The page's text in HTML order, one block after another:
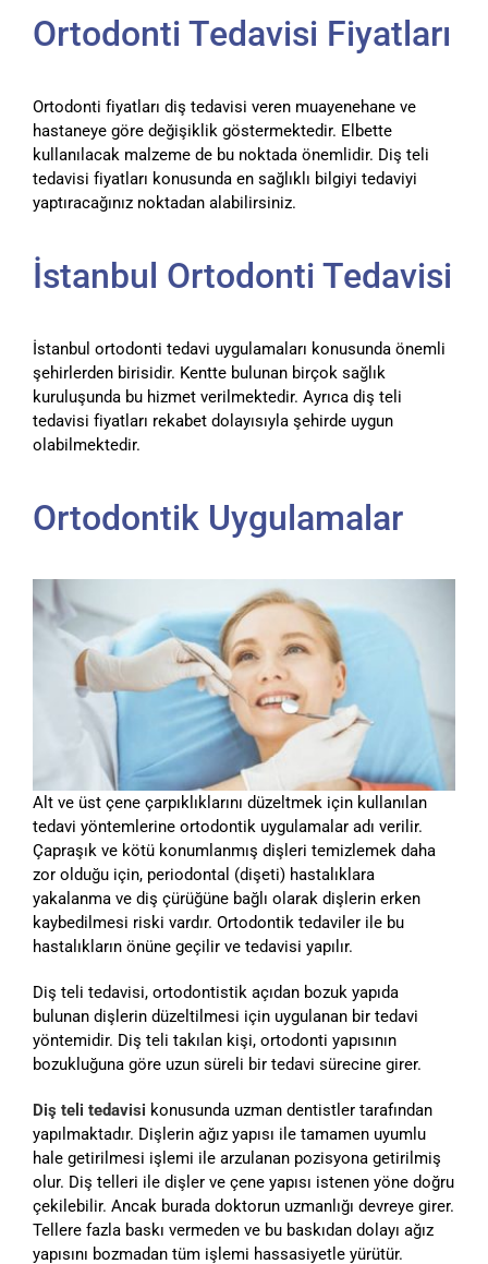
Ortodonti Tedavisi Fiyatları
Ortodonti fiyatları diş tedavisi veren muayenehane ve
hastaneye göre değişiklik göstermektedir. Elbette
kullanılacak malzeme de bu noktada önemlidir. Diş teli
tedavisi fiyatları konusunda en sağlıklı bilgiyi tedaviyi
yaptıracağınız noktadan alabilirsiniz.
İstanbul Ortodonti Tedavisi
İstanbul ortodonti tedavi uygulamaları konusunda önemli
şehirlerden birisidir. Kentte bulunan birçok sağlık
kuruluşunda bu hizmet verilmektedir. Ayrıca diş teli
tedavisi fiyatları rekabet dolayısıyla şehirde uygun
olabilmektedir.
Ortodontik Uygulamalar
Alt ve üst çene çarpıklıklarını düzeltmek için kullanılan
tedavi yöntemlerine ortodontik uygulamalar adı verilir.
Çapraşık ve kötü konumlanmış dişleri temizlemek daha
zor olduğu için, periodontal (dişeti) hastalıklara
yakalanma ve diş çürüğüne bağlı olarak dişlerin erken
kaybedilmesi riski vardır. Ortodontik tedaviler ile bu
hastalıkların önüne geçilir ve tedavisi yapılır.
Diş teli tedavisi, ortodontistik açıdan bozuk yapıda
bulunan dişlerin düzeltilmesi için uygulanan bir tedavi
yöntemidir. Diş teli takılan kişi, ortodonti yapısının
bozukluğuna göre uzun süreli bir tedavi sürecine girer.
Diş teli tedavisi konusunda uzman dentistler tarafından
yapılmaktadır. Dişlerin ağız yapısı ile tamamen uyumlu
hale getirilmesi işlemi ile arzulanan pozisyona getirilmiş
olur. Diş telleri ile dişler ve çene yapısı istenen yöne doğru
çekilebilir. Ancak burada doktorun uzmanlığı devreye girer.
Tellere fazla baskı vermeden ve bu baskıdan dolayı ağız
yapısını bozmadan tüm işlemi hassasiyetle yürütür.